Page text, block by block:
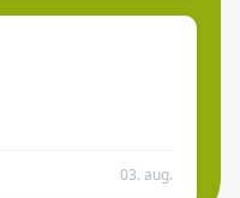
03. aug.